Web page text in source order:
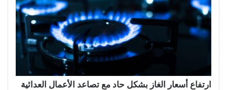
ارتفاع أسعار الغاز بشكل حاد مع تصاعد الأعمال العدائية